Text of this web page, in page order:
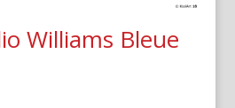
Williams Bleue